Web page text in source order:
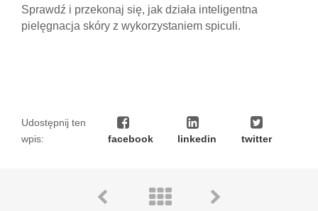
Sprawdź i przekonaj się, jak działa inteligentna
pielęgnacja skóry z wykorzystaniem spiculi.
Udostępnij ten
wpis:
facebook linkedin twitter